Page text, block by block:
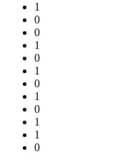
1
0
0
1
0
1
0
1
0
1
1
0